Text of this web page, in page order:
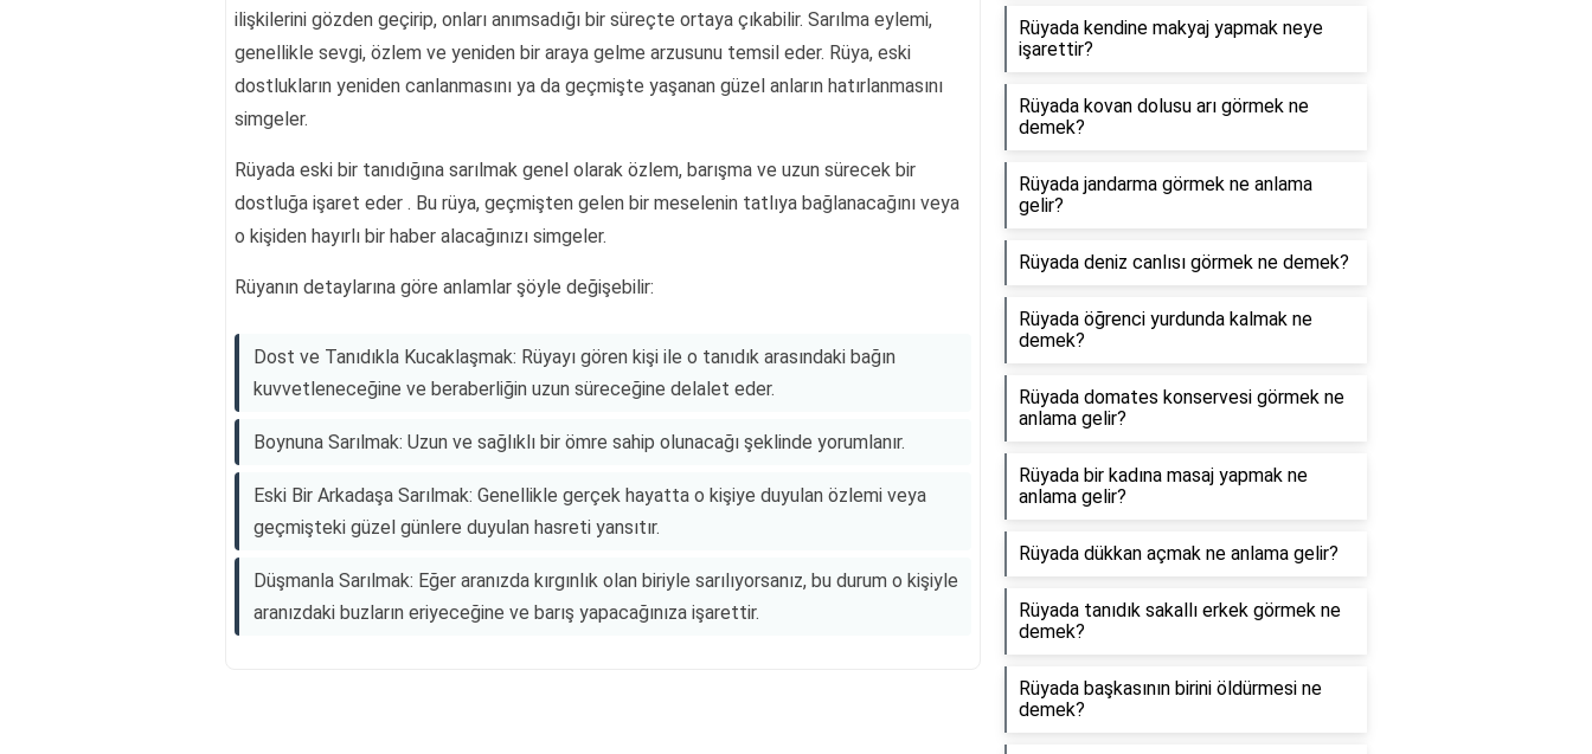
ilişkilerini gözden geçirip, onları anımsadığı bir süreçte ortaya çıkabilir. Sarılma eylemi,
genellikle sevgi, özlem ve yeniden bir araya gelme arzusunu temsil eder. Rüya, eski
dostlukların yeniden canlanmasını ya da geçmişte yaşanan güzel anların hatırlanmasını
simgeler.
Rüyada eski bir tanıdığına sarılmak genel olarak özlem, barışma ve uzun sürecek bir
dostluğa işaret eder . Bu rüya, geçmişten gelen bir meselenin tatlıya bağlanacağını veya
o kişiden hayırlı bir haber alacağınızı simgeler.
Rüyanın detaylarına göre anlamlar şöyle değişebilir:
Dost ve Tanıdıkla Kucaklaşmak: Rüyayı gören kişi ile o tanıdık arasındaki bağın
kuvvetleneceğine ve beraberliğin uzun süreceğine delalet eder.
Boynuna Sarılmak: Uzun ve sağlıklı bir ömre sahip olunacağı şeklinde yorumlanır.
Eski Bir Arkadaşa Sarılmak: Genellikle gerçek hayatta o kişiye duyulan özlemi veya
geçmişteki güzel günlere duyulan hasreti yansıtır.
Düşmanla Sarılmak: Eğer aranızda kırgınlık olan biriyle sarılıyorsanız, bu durum o kişiyle
aranızdaki buzların eriyeceğine ve barış yapacağınıza işarettir.
Rüyada kendine makyaj yapmak neye
işarettir?
Rüyada kovan dolusu arı görmek ne
demek?
Rüyada jandarma görmek ne anlama
gelir?
Rüyada deniz canlısı görmek ne demek?
Rüyada öğrenci yurdunda kalmak ne
demek?
Rüyada domates konservesi görmek ne
anlama gelir?
Rüyada bir kadına masaj yapmak ne
anlama gelir?
Rüyada dükkan açmak ne anlama gelir?
Rüyada tanıdık sakallı erkek görmek ne
demek?
Rüyada başkasının birini öldürmesi ne
demek?